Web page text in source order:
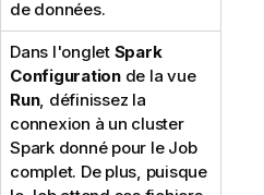
de données.
Dans l'onglet Spark
Configurationde la vue
Run, définissez la
connexion à un cluster
Spark donné pour le Job
complet. De plus, puisque